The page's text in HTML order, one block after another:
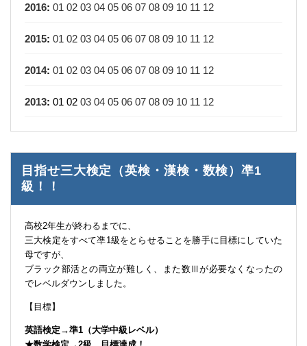
2016: 01 02 03 04 05 06 07 08 09 10 11 12
2015: 01 02 03 04 05 06 07 08 09 10 11 12
2014: 01 02 03 04 05 06 07 08 09 10 11 12
2013: 01 02 03 04 05 06 07 08 09 10 11 12
目指せ三大検定（英検・漢検・数検）凖1
級！！
高校2年生が終わるまでに、
三大検定をすべて凖1級をとらせることを勝手に目標にしていた
母ですが、
ブラック部活との両立が難しく、また数Ⅲが必要なくなったの
でレベルダウンしました。
【目標】
英語検定→準1（大学中級レベル）